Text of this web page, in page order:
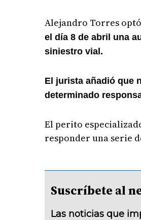
Alejandro Torres
el día 8 de abril una
siniestro vial.
El jurista añadió que
determinado
El perito
responder una serie
Suscríbete al
Las noticias que